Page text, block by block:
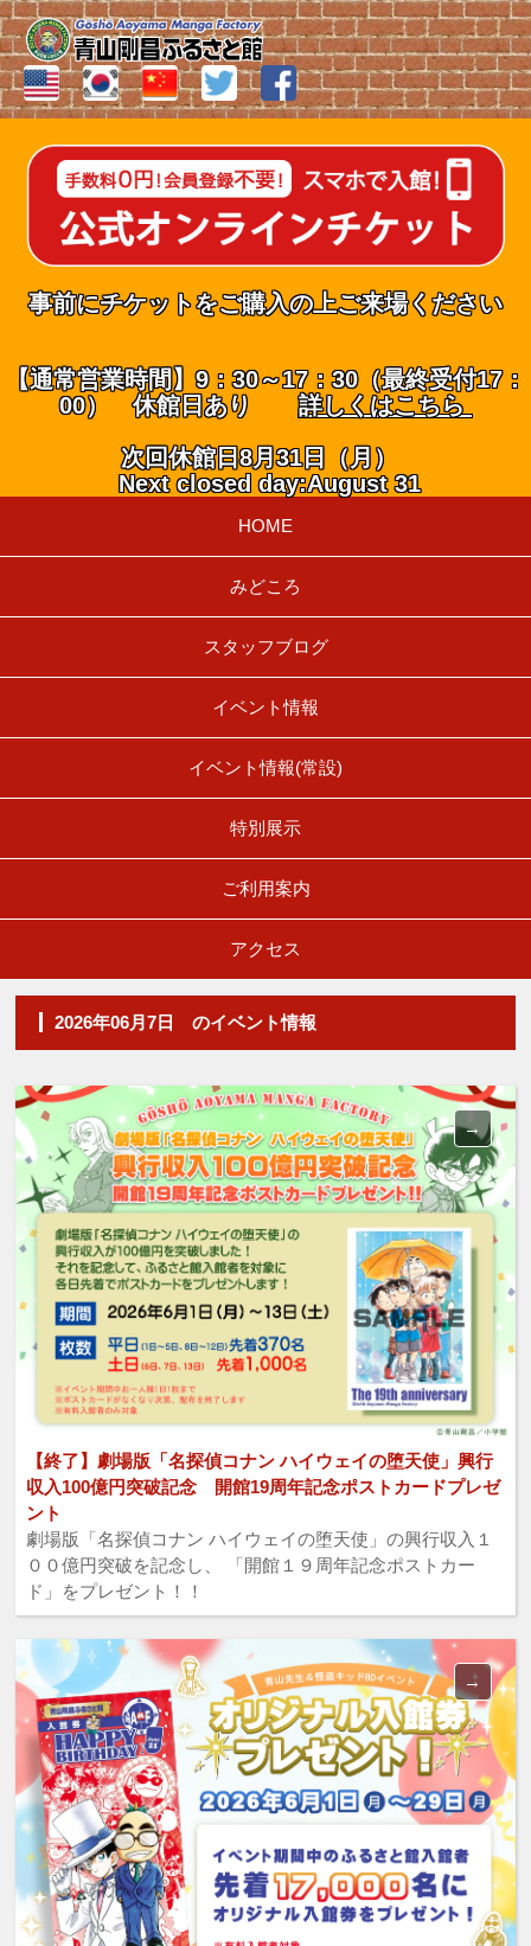
事前にチケットをご購入の上ご来場ください
【通常営業時間】9：30～17：30（最終受付17：
00） 休館日あり詳しくはこちら
次回休館日8月31日（月）
Next closed day:August 31
HOME
みどころ
スタッフブログ
イベント情報
イベント情報(常設)
特別展示
ご利用案内
アクセス
2026年06月7日 のイベント情報
【終了】劇場版「名探偵コナン ハイウェイの堕天使」興行
収入100億円突破記念 開館19周年記念ポストカードプレゼ
ント
劇場版「名探偵コナン ハイウェイの堕天使」の興行収入１
００億円突破を記念し、 「開館１９周年記念ポストカー
ド」をプレゼント！！